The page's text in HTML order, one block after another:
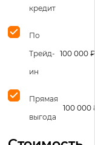
кредит
По
Трейд-
ин
100 000 ₽
Прямая
выгода
100 000